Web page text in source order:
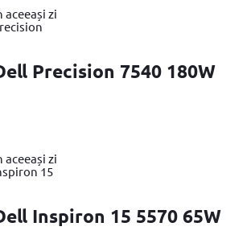
zi
Precision 7540 180W
zi
Inspiron 15 5570 65W